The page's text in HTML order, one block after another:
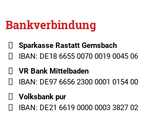
Bankverbindung
Sparkasse Rastatt Gernsbach
IBAN: DE18 6655 0070 0019 0045 06
VR Bank Mittelbaden
IBAN: DE97 6656 2300 0001 0154 00
Volksbank pur
IBAN: DE21 6619 0000 0003 3827 02